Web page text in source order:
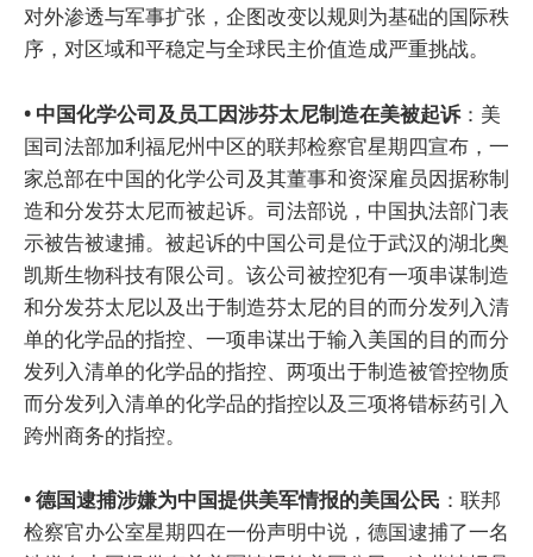
对外渗透与军事扩张，企图改变以规则为基础的国际秩
序，对区域和平稳定与全球民主价值造成严重挑战。
• 中国化学公司及员工因涉芬太尼制造在美被起诉：美
国司法部加利福尼州中区的联邦检察官星期四宣布，一
家总部在中国的化学公司及其董事和资深雇员因据称制
造和分发芬太尼而被起诉。司法部说，中国执法部门表
示被告被逮捕。被起诉的中国公司是位于武汉的湖北奥
凯斯生物科技有限公司。该公司被控犯有一项串谋制造
和分发芬太尼以及出于制造芬太尼的目的而分发列入清
单的化学品的指控、一项串谋出于输入美国的目的而分
发列入清单的化学品的指控、两项出于制造被管控物质
而分发列入清单的化学品的指控以及三项将错标药引入
跨州商务的指控。
• 德国逮捕涉嫌为中国提供美军情报的美国公民 ：联邦
检察官办公室星期四在一份声明中说，德国逮捕了一名